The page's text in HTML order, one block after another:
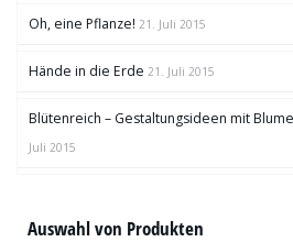
Oh, eine Pflanze! 21. Juli 2015
Hände in die Erde 21. Juli 2015
Blütenreich – Gestaltungsideen mit
Juli 2015
Auswahl von Produkten